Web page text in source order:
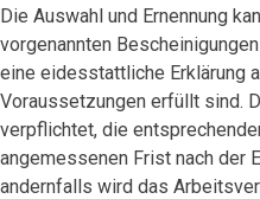
Die Auswahl und Ernennung
vorgenannten
eine eidesstattliche Erklärung
Voraussetzungen erfüllt sind.
verpflichtet, die
angemessenen Frist nach der
andernfalls wird das